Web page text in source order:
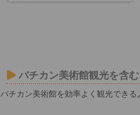
バチカン美術館観光を含
バチカン美術館を効率よく観光できる